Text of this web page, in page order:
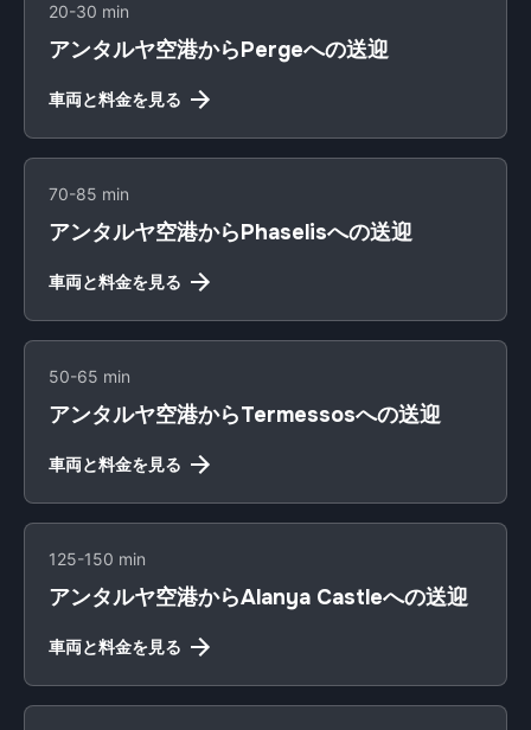
20-30 min
アンタルヤ空港からPergeへの送迎
車両と料金を見る
70-85 min
アンタルヤ空港からPhaselisへの送迎
車両と料金を見る
50-65 min
アンタルヤ空港からTermessosへの送迎
車両と料金を見る
125-150 min
アンタルヤ空港からAlanya Castleへの送迎
車両と料金を見る